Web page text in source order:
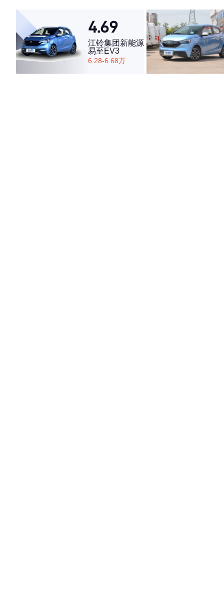
·空间表现一般，低于75%同级车
4.69
江铃集团新能源
易至EV3
6.28-6.68万